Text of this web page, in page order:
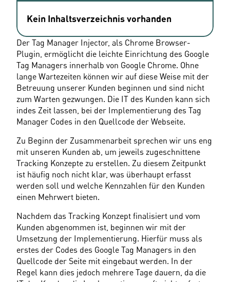
Kein Inhaltsverzeichnis vorhanden
Der Tag Manager Injector, als Chrome Browser-
Plugin, ermöglicht die leichte Einrichtung des Google
Tag Managers innerhalb von Google Chrome. Ohne
lange Wartezeiten können wir auf diese Weise mit der
Betreuung unserer Kunden beginnen und sind nicht
zum Warten gezwungen. Die IT des Kunden kann sich
indes Zeit lassen, bei der Implementierung des Tag
Manager Codes in den Quellcode der Webseite.
Zu Beginn der Zusammenarbeit sprechen wir uns eng
mit unseren Kunden ab, um jeweils zugeschnittene
Tracking Konzepte zu erstellen. Zu diesem Zeitpunkt
ist häufig noch nicht klar, was überhaupt erfasst
werden soll und welche Kennzahlen für den Kunden
einen Mehrwert bieten.
Nachdem das Tracking Konzept finalisiert und vom
Kunden abgenommen ist, beginnen wir mit der
Umsetzung der Implementierung. Hierfür muss als
erstes der Codes des Google Tag Managers in den
Quellcode der Seite mit eingebaut werden. In der
Regel kann dies jedoch mehrere Tage dauern, da die